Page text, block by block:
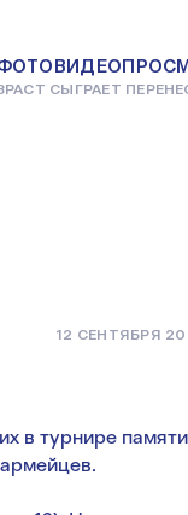
ВИДЕО
СЫГРАЕТ
12 СЕНТЯБРЯ
в турнире памяти